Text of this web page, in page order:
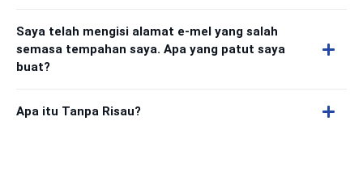
Saya telah mengisi alamat e-mel yang salah
semasa tempahan saya. Apa yang patut saya
buat?
Apa itu Tanpa Risau?